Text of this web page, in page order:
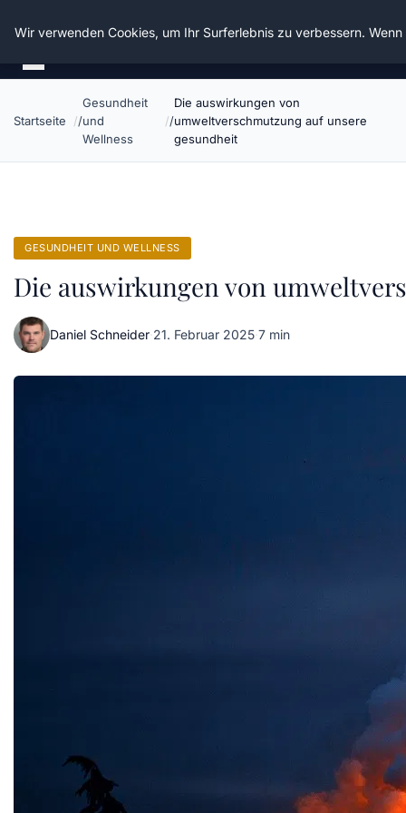
Die Schnitter
Startseite
Gesundheit
und
Wellness
Die auswirkungen von
umweltverschmutzung auf unsere
gesundheit
GESUNDHEIT UND WELLNESS
Die auswirkungen von
Daniel Schneider·21. Februar 2025·7 min
Wir verwenden Cookies, um Ihr Surferlebnis zu verbessern.